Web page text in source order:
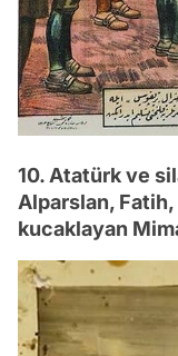
10. Atatürk ve
Alparslan,
kucaklayan